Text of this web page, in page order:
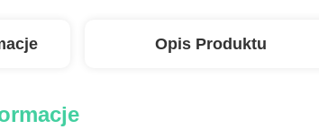
Opis Produktu